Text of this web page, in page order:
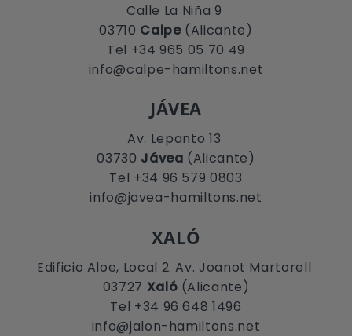
Calle La Niña 9
03710 Calpe(Alicante)
Tel +34 965 05 70 49
info@calpe-hamiltons.net
JÁVEA
Av. Lepanto 13
03730 Jávea (Alicante)
Tel +34 96 579 0803
info@javea-hamiltons.net
XALÓ
Edificio Aloe, Local 2. Av. Joanot Martorell
03727 Xaló (Alicante)
Tel +34 96 648 1496
info@jalon-hamiltons.net